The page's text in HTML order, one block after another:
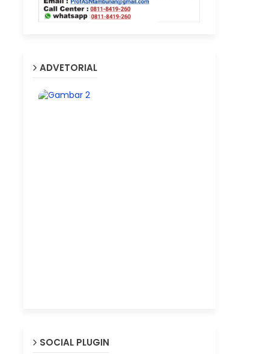
ADVETORIAL
SOCIAL PLUGIN